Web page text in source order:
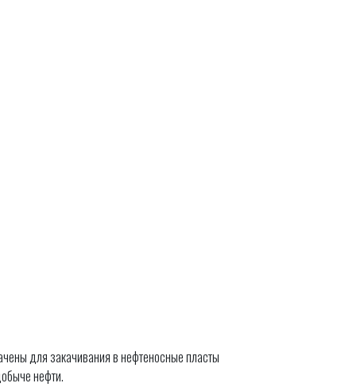
для закачивания в нефтеносные пласты
нефти.